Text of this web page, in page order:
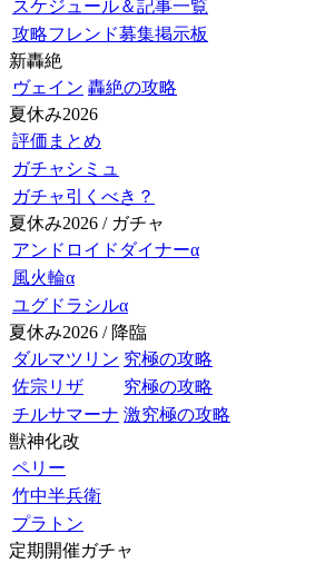
スケジュール＆記事一覧
攻略フレンド募集掲示板
新轟絶
ヴェイン 轟絶の攻略
夏休み2026
評価まとめ
ガチャシミュ
ガチャ引くべき？
夏休み2026 / ガチャ
アンドロイドダイナーα
風火輪α
ユグドラシルα
夏休み2026 / 降臨
ダルマツリン 究極の攻略
佐宗リザ
究極の攻略
チルサマーナ 激究極の攻略
獣神化改
ペリー
竹中半兵衛
プラトン
定期開催ガチャ